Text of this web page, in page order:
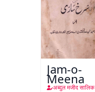
Jam-o-
Meena
अब्दुल मजीद सालिक